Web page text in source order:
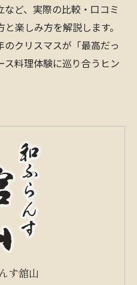
ど、実際の比較・口コミ
楽しみ方を解説します。
クリスマスが「最高だっ
ス料理体験に巡り合うヒン
す舘山